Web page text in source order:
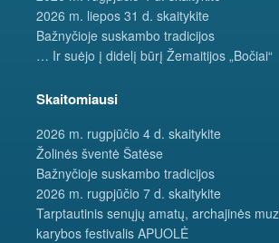
2026 m. liepos 31 d. skaitykite
Bažnyčioje suskambo tradicijos
… Ir suėjo į didelį būrį Žemaitijos „Bočiai“
Skaitomiausi
2026 m. rugpjūčio 4 d. skaitykite
Žolinės šventė Šatėse
Bažnyčioje suskambo tradicijos
2026 m. rugpjūčio 7 d. skaitykite
Tarptautinis senųjų amatų, archajinės
karybos festivalis APUOLĖ